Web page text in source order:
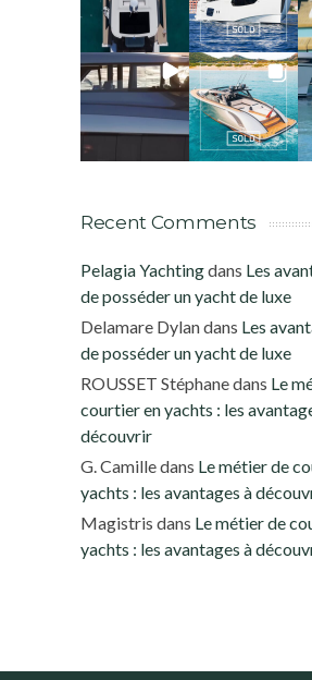
Recent Comments
Pelagia Yachtingdans Les
de posséder un yacht de luxe
Delamare Dylandans Les
de posséder un yacht de luxe
ROUSSET Stéphanedans Le
courtier en yachts : les
découvrir
G. Camilledans Le métier de
yachts : les avantages à
Magistris dans Le métier de
yachts : les avantages à